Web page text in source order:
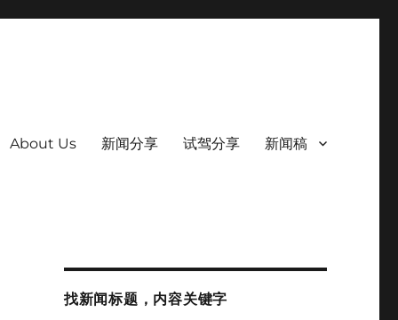
About Us 新闻分享 试驾分享 新闻稿
找新闻标题，内容关键字